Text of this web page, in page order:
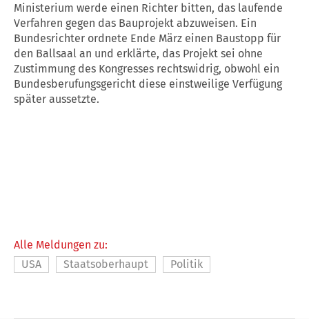
Ministerium werde einen Richter bitten, das laufende
Verfahren gegen das Bauprojekt abzuweisen. Ein
Bundesrichter ordnete Ende März einen Baustopp für
den Ballsaal an und erklärte, das Projekt sei ohne
Zustimmung des Kongresses rechtswidrig, obwohl ein
Bundesberufungsgericht diese einstweilige Verfügung
später aussetzte.
Alle Meldungen zu:
USA
Staatsoberhaupt Politik